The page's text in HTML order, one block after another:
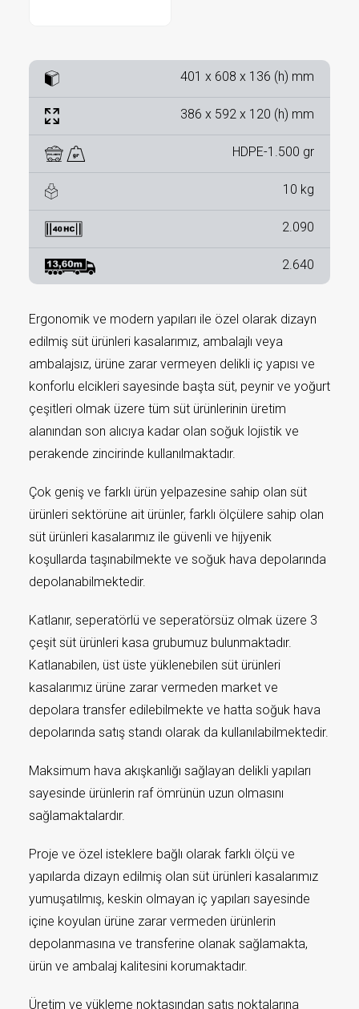
401 x 608 x 136 (h) mm
386 x 592 x 120 (h) mm
HDPE-1.500 gr
10 kg
2.090
2.640
Ergonomik ve modern yapıları ile özel olarak dizayn
edilmiş süt ürünleri kasalarımız, ambalajlı veya
ambalajsız, ürüne zarar vermeyen delikli iç yapısı ve
konforlu elcikleri sayesinde başta süt, peynir ve yoğurt
çeşitleri olmak üzere tüm süt ürünlerinin üretim
alanından son alıcıya kadar olan soğuk lojistik ve
perakende zincirinde kullanılmaktadır.
Çok geniş ve farklı ürün yelpazesine sahip olan süt
ürünleri sektörüne ait ürünler, farklı ölçülere sahip olan
süt ürünleri kasalarımız ile güvenli ve hijyenik
koşullarda taşınabilmekte ve soğuk hava depolarında
depolanabilmektedir.
Katlanır, seperatörlü ve seperatörsüz olmak üzere 3
çeşit süt ürünleri kasa grubumuz bulunmaktadır.
Katlanabilen, üst üste yüklenebilen süt ürünleri
kasalarımız ürüne zarar vermeden market ve
depolara transfer edilebilmekte ve hatta soğuk hava
depolarında satış standı olarak da kullanılabilmektedir.
Maksimum hava akışkanlığı sağlayan delikli yapıları
sayesinde ürünlerin raf ömrünün uzun olmasını
sağlamaktalardır.
Proje ve özel isteklere bağlı olarak farklı ölçü ve
yapılarda dizayn edilmiş olan süt ürünleri kasalarımız
yumuşatılmış, keskin olmayan iç yapıları sayesinde
içine koyulan ürüne zarar vermeden ürünlerin
depolanmasına ve transferine olanak sağlamakta,
ürün ve ambalaj kalitesini korumaktadır.
Üretim ve yükleme noktasından satış noktalarına